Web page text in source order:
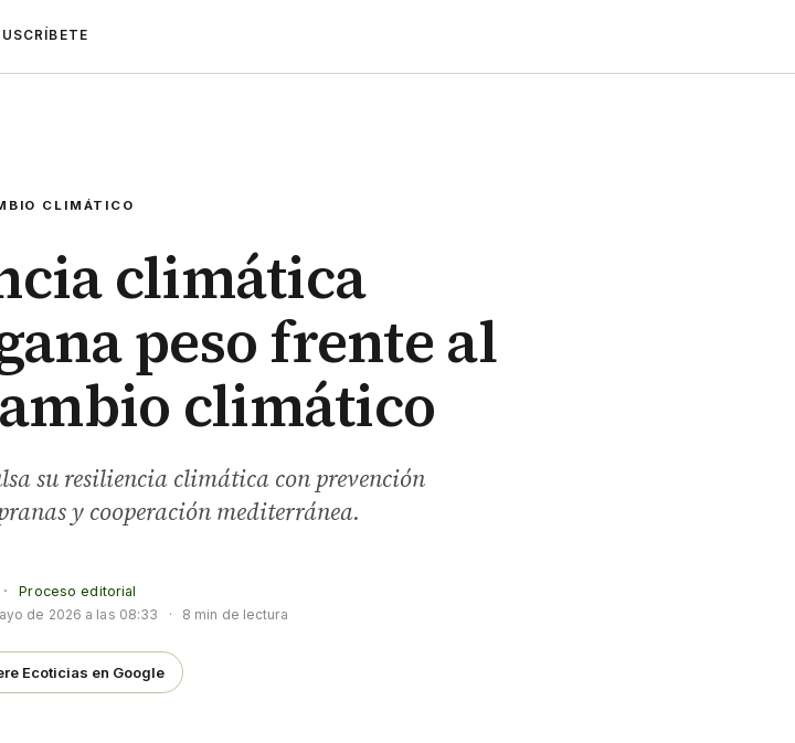
CLIMÁTICO
climática
peso frente al
climático
su resiliencia climática con prevención
y cooperación mediterránea.
·
Proceso editorial
de 2026 a las 08:33 · 8 min de lectura
Ecoticias en Google